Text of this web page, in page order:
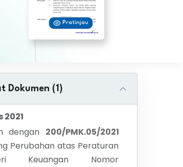
Pratinjau
Dokumen (1)
2021
dengan 200/PMK.05/2021
Perubahan atas Peraturan
Keuangan Nomor